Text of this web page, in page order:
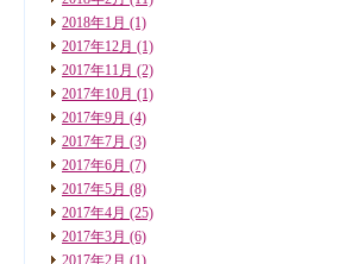
2018年1月 (1)
2017年12月 (1)
2017年11月 (2)
2017年10月 (1)
2017年9月 (4)
2017年7月 (3)
2017年6月 (7)
2017年5月 (8)
2017年4月 (25)
2017年3月 (6)
2017年2月 (1)